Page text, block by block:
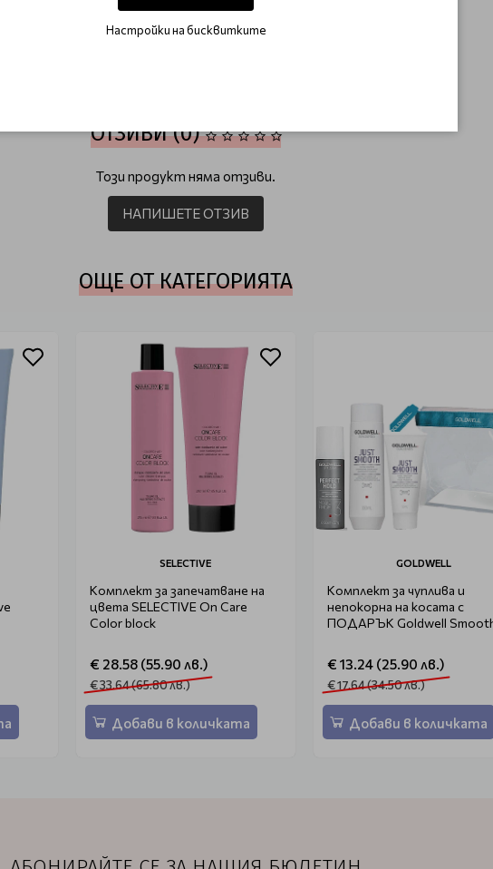
Loreal Pro Longer
ОТЗИВИ (0)
Този продукт няма отзиви.
НАПИШЕТЕ ОТЗИВ
ОЩЕ ОТ КАТЕГОРИЯТА
SELECTIVE
Комплект за запечатване на
цвета SELECTIVE On Care
Color block
€ 28.58 (55.90 лв.)
€ 33.64 (65.80 лв.)
Добави в количката
GOLDWELL
Комплект за чуплива и
непокорна на косата с
ПОДАРЪК Goldwell
€ 13.24 (25.90 лв.)
€ 17.64 (34.50 лв.)
Добави в количката
Настройки на бисквитките